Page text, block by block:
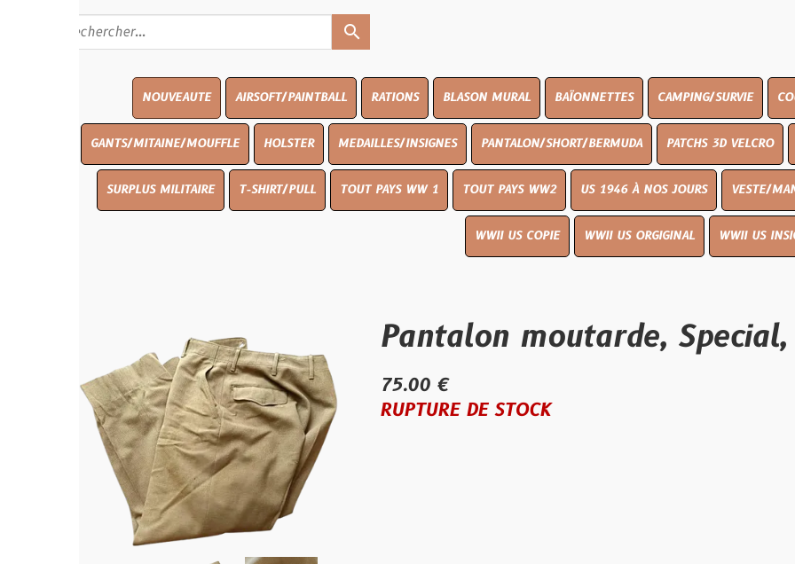
AIRSOFT/PAINTBALL RATIONS BLASON MURAL BAÏONNETTES CAMPING/SURVIE COUTELLERIE
GANTS/MITAINE/MOUFFLE HOLSTER MEDAILLES/INSIGNES PANTALON/SHORT/BERMUDA PATCHS 3D VELCRO PEINTURE
SURPLUS MILITAIRE T-SHIRT/PULL TOUT PAYS WW 1 TOUT PAYS WW2 US 1946 À NOS JOURS VESTE/MANTEAU
WWII US COPIE WWII US ORGIGINAL WWII US INSIGNES
Pantalon moutarde, Special, 34
75.00 €
RUPTURE DE STOCK